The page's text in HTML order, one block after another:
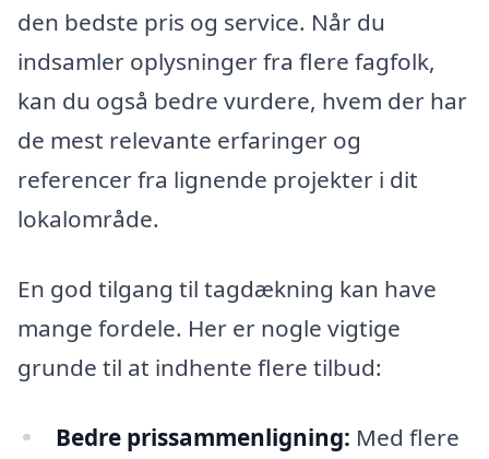
den bedste pris og service. Når du
indsamler oplysninger fra flere fagfolk,
kan du også bedre vurdere, hvem der har
de mest relevante erfaringer og
referencer fra lignende projekter i dit
lokalområde.
En god tilgang til tagdækning kan have
mange fordele. Her er nogle vigtige
grunde til at indhente flere tilbud:
Bedre prissammenligning: Med flere